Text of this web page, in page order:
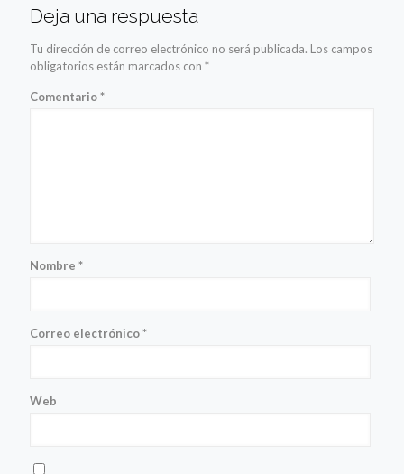
Deja una respuesta
Tu dirección de correo electrónico no será publicada. Los campos
obligatorios están marcados con *
Comentario*
Nombre *
Correo electrónico*
Web